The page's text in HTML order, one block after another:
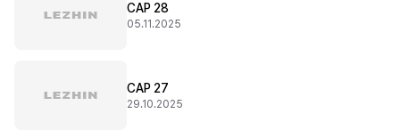
CAP 28
05.11.2025
CAP 27
29.10.2025